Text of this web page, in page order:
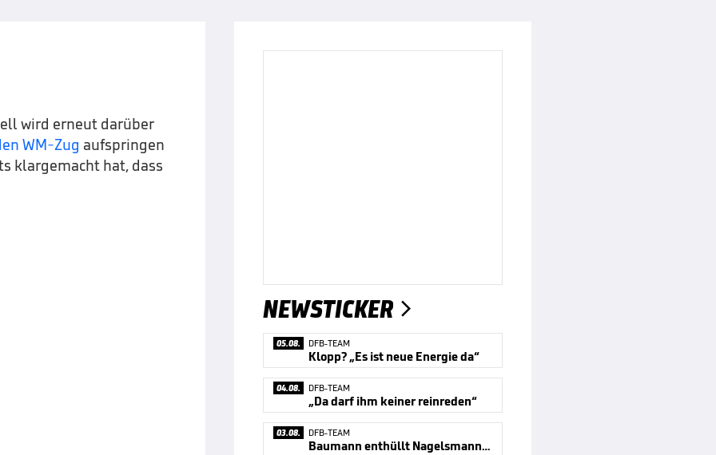
wird erneut darüber
WM-Zug aufspringen
klargemacht hat, dass
NEWSTICKER 
05.08. DFB-TEAM
Klopp? „Es ist neue Energie da“
04.08. DFB-TEAM
„Da darf ihm keiner reinreden“
03.08. DFB-TEAM
Baumann enthüllt Nagelsmann-Gespräch